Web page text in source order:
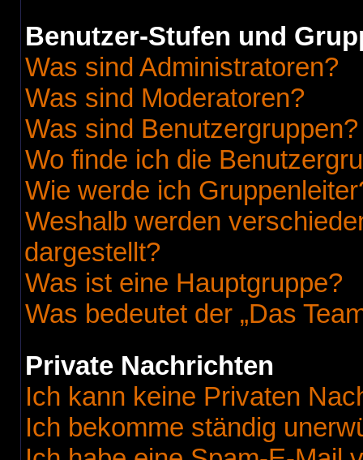
Benutzer-Stufen und
Was sind Administratoren?
Was sind Moderatoren?
Was sind Benutzergruppen?
Wo finde ich die
Wie werde ich
Weshalb werden
dargestellt?
Was ist eine Hauptgruppe?
Was bedeutet der „Das
Private Nachrichten
Ich kann keine Privaten
Ich bekomme ständig